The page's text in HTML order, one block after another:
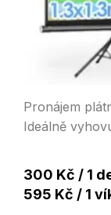
Pronájem
Ideálně
300 Kč / 1
595 Kč / 1